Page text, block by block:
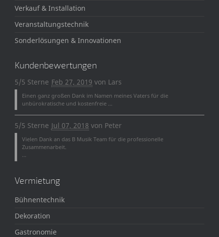
Verkauf & Installation
Veranstaltungstechnik
Sonderlösungen & Innovationen
Kundenbewertungen
5/5 Sterne Feb 27, 2019 von Lars
Einen ganz großen Dank im Namen meines Vaters für die
unbürokratische und kostenfreie ...
5/5 Sterne Jul 07, 2018 von Peter
Vielen Dank an das B Musik Team für die professionelle
Zusammenarbeit.
Vermietung
Bühnentechnik
Dekoration
Gastronomie